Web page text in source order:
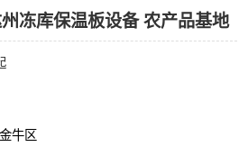
冻库保温板设备 农产品基地
牛区